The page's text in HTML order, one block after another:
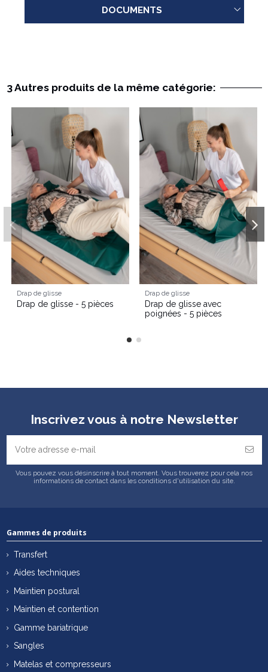
DOCUMENTS
3 Autres produits de la même catégorie:
Drap de glisse
Drap de glisse - 5 pièces
Drap de glisse
Drap de glisse avec
poignées - 5 pièces
Inscrivez vous à notre Newsletter
Vous pouvez vous désinscrire à tout moment. Vous trouverez pour cela nos
informations de contact dans les conditions d'utilisation du site.
Gammes de produits
Transfert
Aides techniques
Maintien postural
Maintien et contention
Gamme bariatrique
Sangles
Matelas et compresseurs